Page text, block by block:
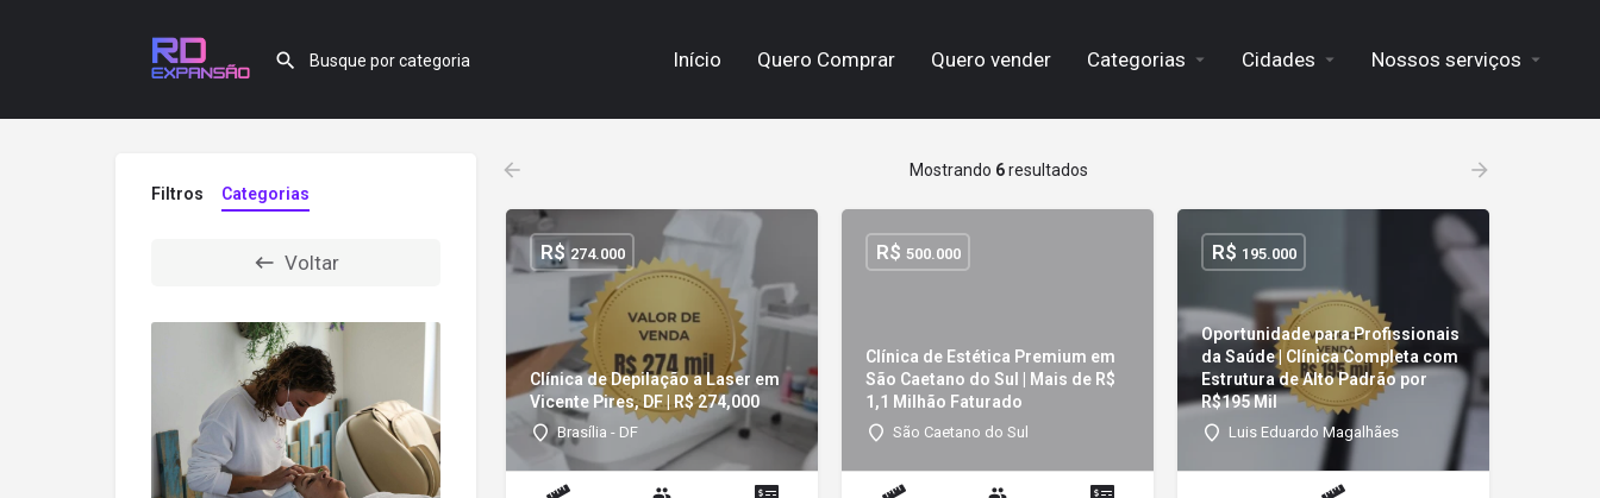
Início Quero Comprar Quero vender Categorias Cidades Nossos serviços
Filtros Categorias
Voltar
Mostrando 6resultados
Clínica de Depilação a Laser em
Vicente Pires, DF | R$ 274,000
Brasília - DF
R$ 274.000
Clínica de Estética Premium em
São Caetano do Sul | Mais de R$
1,1 Milhão Faturado
São Caetano do Sul
R$ 500.000
Oportunidade para Profissionais
da Saúde | Clínica Completa com
Estrutura de Alto Padrão por
R$195 Mil
Luis Eduardo Magalhães
R$ 195.000